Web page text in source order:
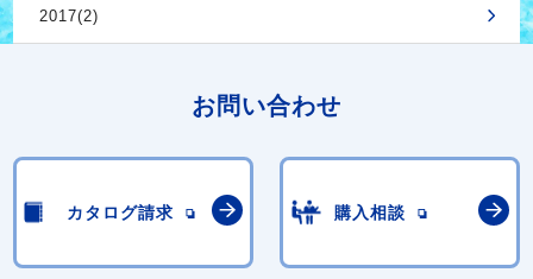
2017(2)
お問い合わせ
カタログ請求 購入相談